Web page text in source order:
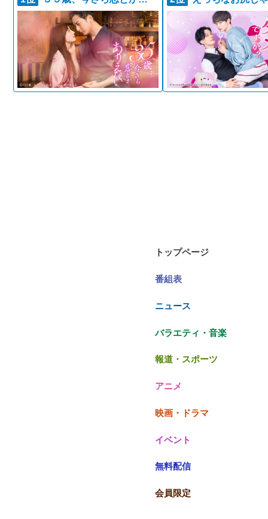
トップページ
番組表
ニュース
バラエティ・音楽
報道・スポーツ
アニメ
映画・ドラマ
イベント
無料配信
会員限定